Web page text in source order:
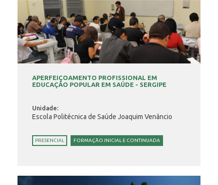
APERFEIÇOAMENTO PROFISSIONAL EM
EDUCAÇÃO POPULAR EM SAÚDE - SERGIPE
Unidade:
Escola Politécnica de Saúde Joaquim Venâncio
PRESENCIAL FORMAÇÃO INICIAL E CONTINUADA